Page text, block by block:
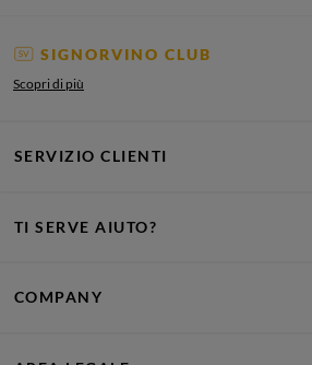
SIGNORVINO CLUB
Scopri di più
SERVIZIO CLIENTI
TI SERVE AIUTO?
COMPANY